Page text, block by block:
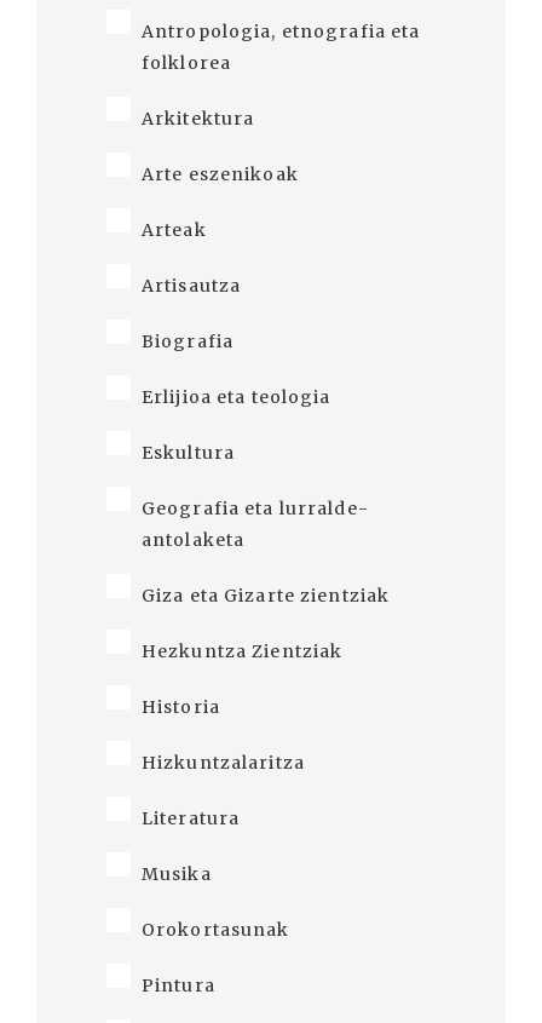
Antropologia, etnografia eta
folklorea
Arkitektura
Arte eszenikoak
Arteak
Artisautza
Biografia
Erlijioa eta teologia
Eskultura
Geografia eta lurralde-
antolaketa
Giza eta Gizarte zientziak
Hezkuntza Zientziak
Historia
Hizkuntzalaritza
Literatura
Musika
Orokortasunak
Pintura